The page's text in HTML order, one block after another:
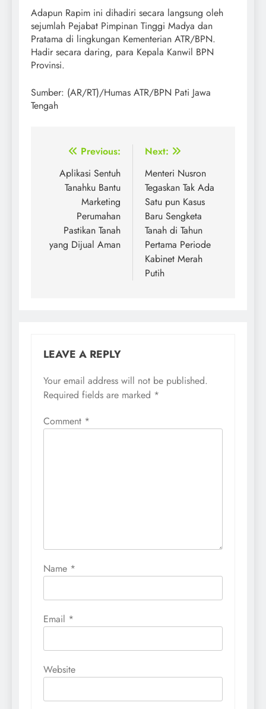
Adapun Rapim ini dihadiri secara langsung oleh
sejumlah Pejabat Pimpinan Tinggi Madya dan
Pratama di lingkungan Kementerian ATR/BPN.
Hadir secara daring, para Kepala Kanwil BPN
Provinsi.
Sumber: (AR/RT)/Humas ATR/BPN Pati Jawa
Tengah
Post
navigation
Previous:
Aplikasi Sentuh
Tanahku Bantu
Marketing
Perumahan
Pastikan Tanah
yang Dijual Aman
Next:
Menteri Nusron
Tegaskan Tak Ada
Satu pun Kasus
Baru Sengketa
Tanah di Tahun
Pertama Periode
Kabinet Merah
Putih
LEAVE A REPLY
Your email address will not be published.
Required fields are marked *
Comment *
Name *
Email *
Website